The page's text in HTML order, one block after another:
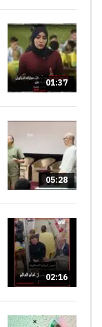
01:37
05:28
02:16